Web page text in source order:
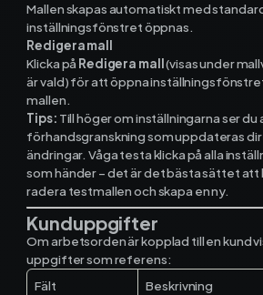
Mallen skapas automatiskt med
inställningsfönstret öppnas.
Redigera mall
Klicka på Redigera mall(visas under
är vald) för att öppna
mallen.
Tips: Till höger om inställningarna ser du
förhandsgranskning som uppdateras
ändringar. Våga testa klicka på alla
som händer – det är det bästa sättet att
radera testmallen och skapa en ny.
Kunduppgifter
Om arbetsorden är kopplad till en kund
uppgifter som referens:
Fält
Beskrivning